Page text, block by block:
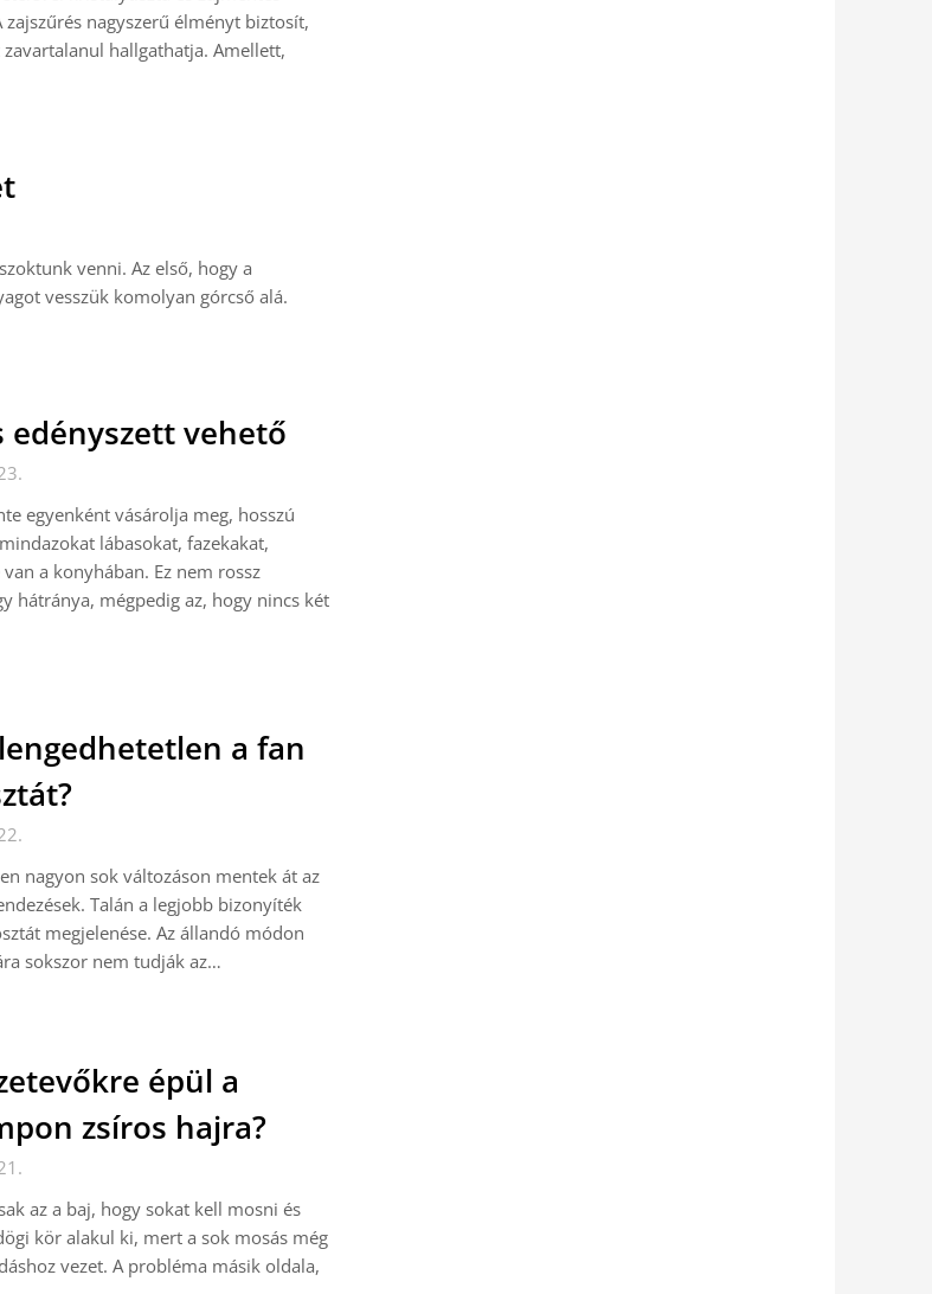
nagyszerű élményt biztosít,
hallgathatja. Amellett,
venni. Az első, hogy a
vesszük komolyan górcső alá.
edényszett vehető
egyenként vásárolja meg, hosszú
lábasokat, fazekakat,
a konyhában. Ez nem rossz
hátránya, mégpedig az, hogy nincs két
a fan
nagyon sok változáson mentek át az
Talán a legjobb bizonyíték
megjelenése. Az állandó módon
sokszor nem tudják az…
épül a
zsíros hajra?
az a baj, hogy sokat kell mosni és
kör alakul ki, mert a sok mosás még
vezet. A probléma másik oldala,